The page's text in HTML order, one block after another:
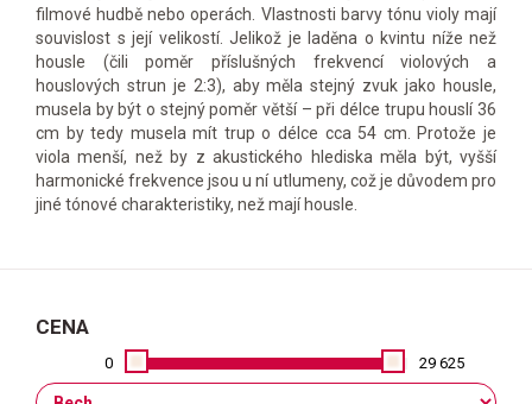
filmové hudbě nebo operách. Vlastnosti barvy tónu violy mají
souvislost s její velikostí. Jelikož je laděna o kvintu níže než
housle (čili poměr příslušných frekvencí violových a
houslových strun je 2:3), aby měla stejný zvuk jako housle,
musela by být o stejný poměr větší – při délce trupu houslí 36
cm by tedy musela mít trup o délce cca 54 cm. Protože je
viola menší, než by z akustického hlediska měla být, vyšší
harmonické frekvence jsou u ní utlumeny, což je důvodem pro
jiné tónové charakteristiky, než mají housle.
CENA
0 29 625